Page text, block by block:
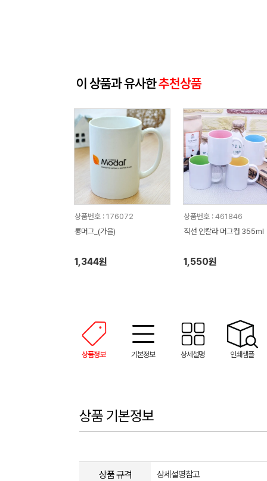
이 상품과 유사한추천상품
상품번호 : 176072
롱머그_(가을)
1,344원
상품번호 : 461846
직선 인칼라 머그컵 355ml
1,550원
상품정보 기본정보 상세설명 인쇄샘플
상품 기본정보
상품 규격 상세설명참고